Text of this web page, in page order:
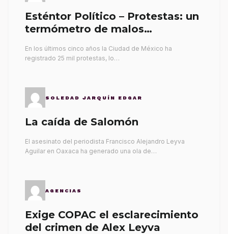
Esténtor Político – Protestas: un
termómetro de malos
En los últimos cinco años la Ciudad de México ha
registrado 25 mil protestas, lo…
SOLEDAD JARQUÍN EDGAR
La caída de Salomón
El asesinato del periodista Francisco Alejandro Leyva
Aguilar en Oaxaca ha generado una ola de…
AGENCIAS
Exige COPAC el esclarecimiento
del crimen de Alex Leyva